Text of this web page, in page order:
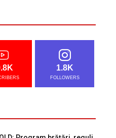
1.8K
FOLLOWERS